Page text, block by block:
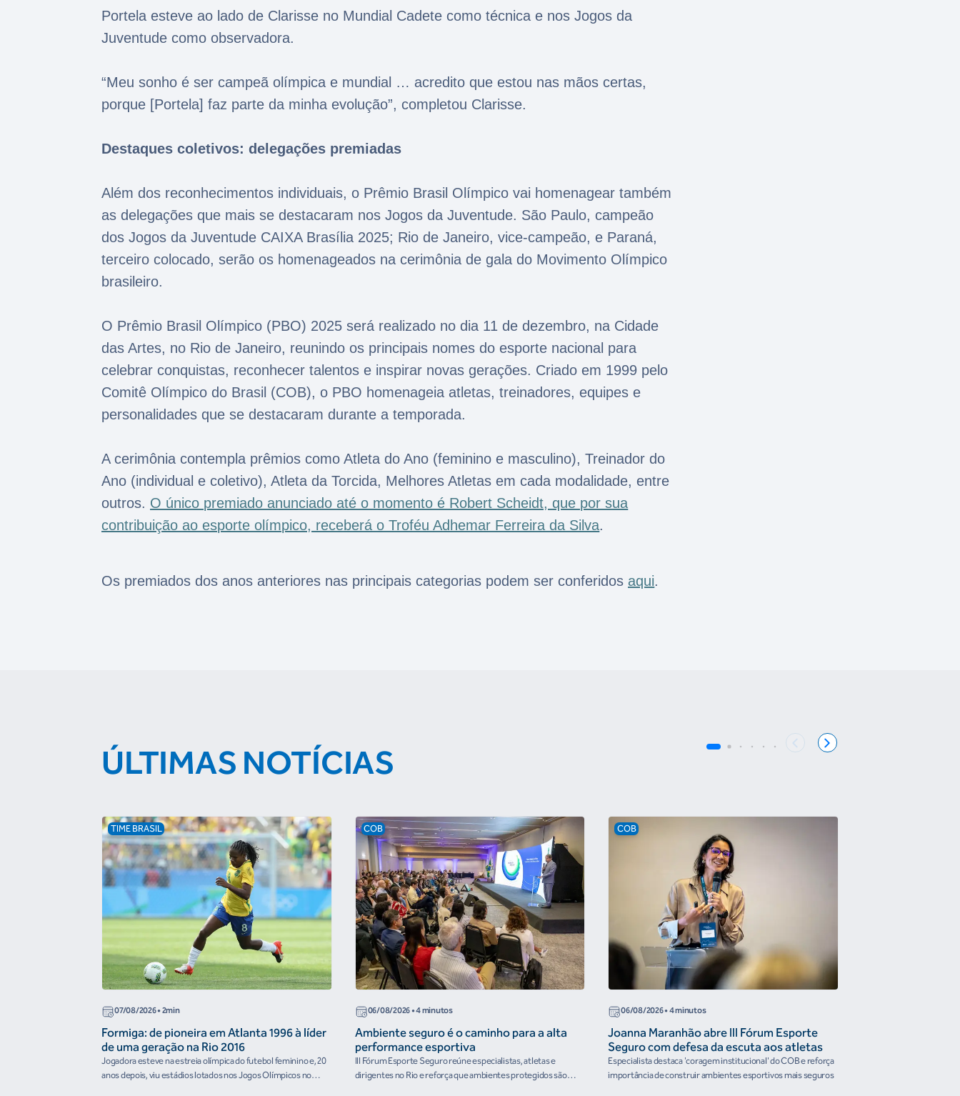
Portela esteve ao lado de Clarisse no Mundial Cadete como técnica e nos Jogos da
Juventude como observadora.
“Meu sonho é ser campeã olímpica e mundial … acredito que estou nas mãos certas,
porque [Portela] faz parte da minha evolução”, completou Clarisse.
Destaques coletivos: delegações premiadas
Além dos reconhecimentos individuais, o Prêmio Brasil Olímpico vai homenagear também
as delegações que mais se destacaram nos Jogos da Juventude. São Paulo, campeão
dos Jogos da Juventude CAIXA Brasília 2025; Rio de Janeiro, vice-campeão, e Paraná,
terceiro colocado, serão os homenageados na cerimônia de gala do Movimento Olímpico
brasileiro.
O Prêmio Brasil Olímpico (PBO) 2025 será realizado no dia 11 de dezembro, na Cidade
das Artes, no Rio de Janeiro, reunindo os principais nomes do esporte nacional para
celebrar conquistas, reconhecer talentos e inspirar novas gerações. Criado em 1999 pelo
Comitê Olímpico do Brasil (COB), o PBO homenageia atletas, treinadores, equipes e
personalidades que se destacaram durante a temporada.
A cerimônia contempla prêmios como Atleta do Ano (feminino e masculino), Treinador do
Ano (individual e coletivo), Atleta da Torcida, Melhores Atletas em cada modalidade, entre
outros. O único premiado anunciado até o momento é Robert Scheidt, que por sua
contribuição ao esporte olímpico, receberá o Troféu Adhemar Ferreira da Silva.
Os premiados dos anos anteriores nas principais categorias podem ser conferidos aqui.
ÚLTIMAS NOTÍCIAS
TIME BRASIL
07/08/2026• 2min
Formiga: de pioneira em Atlanta 1996 à líder
de uma geração na Rio 2016
Jogadora esteve na estreia olímpica do futebol feminino e, 20
anos depois, viu estádios lotados nos Jogos Olímpicos no
COB
06/08/2026• 4 minutos
Ambiente seguro é o caminho para a alta
performance esportiva
III Fórum Esporte Seguro reúne especialistas, atletas e
dirigentes no Rio e reforça que ambientes protegidos são
COB
06/08/2026• 4 minutos
Joanna Maranhão abre III Fórum Esporte
Seguro com defesa da escuta aos atletas
Especialista destaca 'coragem institucional' do COB e reforça
importância de construir ambientes esportivos mais seguros